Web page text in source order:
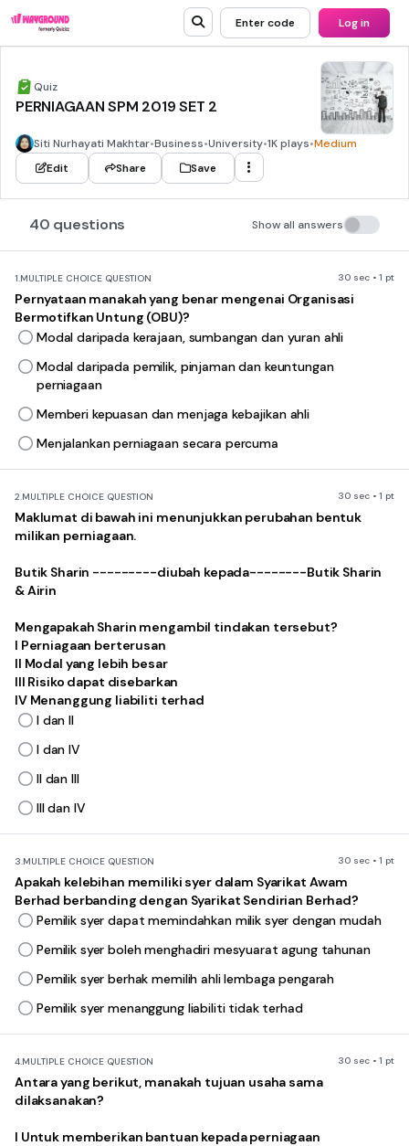
Enter code Log in
Quiz
PERNIAGAAN SPM 2019 SET 2
Siti Nurhayati Makhtar•Business•University•1K plays•Medium
Edit
Share Save
40 questions Show all answers
1.MULTIPLE CHOICE QUESTION 30 sec • 1 pt
Pernyataan manakah yang benar mengenai Organisasi
Bermotifkan Untung (OBU)?
Modal daripada kerajaan, sumbangan dan yuran ahli
Modal daripada pemilik, pinjaman dan keuntungan
perniagaan
Memberi kepuasan dan menjaga kebajikan ahli
Menjalankan perniagaan secara percuma
2.MULTIPLE CHOICE QUESTION 30 sec • 1 pt
Maklumat di bawah ini menunjukkan perubahan bentuk
milikan perniagaan.
Butik Sharin ---------diubah kepada--------Butik Sharin
& Airin
Mengapakah Sharin mengambil tindakan tersebut?
I Perniagaan berterusan
II Modal yang lebih besar
III Risiko dapat disebarkan
IV Menanggung liabiliti terhad
I dan II
I dan IV
II dan III
III dan IV
3.MULTIPLE CHOICE QUESTION 30 sec • 1 pt
Apakah kelebihan memiliki syer dalam Syarikat Awam
Berhad berbanding dengan Syarikat Sendirian Berhad?
Pemilik syer dapat memindahkan milik syer dengan mudah
Pemilik syer boleh menghadiri mesyuarat agung tahunan
Pemilik syer berhak memilih ahli lembaga pengarah
Pemilik syer menanggung liabiliti tidak terhad
4.MULTIPLE CHOICE QUESTION 30 sec • 1 pt
Antara yang berikut, manakah tujuan usaha sama
dilaksanakan?
I Untuk memberikan bantuan kepada perniagaan